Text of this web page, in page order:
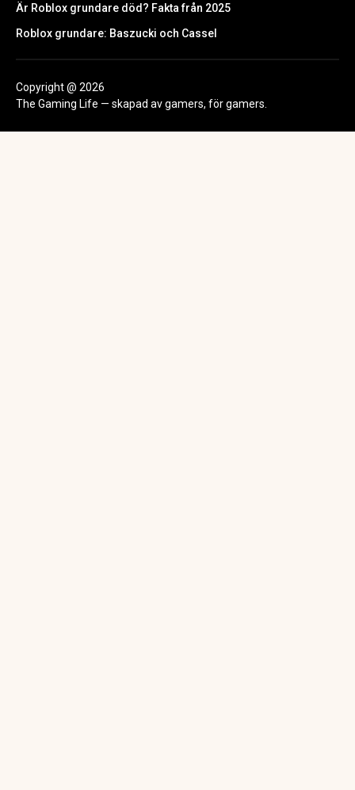
Är Roblox grundare död? Fakta från 2025
Roblox grundare: Baszucki och Cassel
Copyright @ 2026
The Gaming Life — skapad av gamers, för gamers.